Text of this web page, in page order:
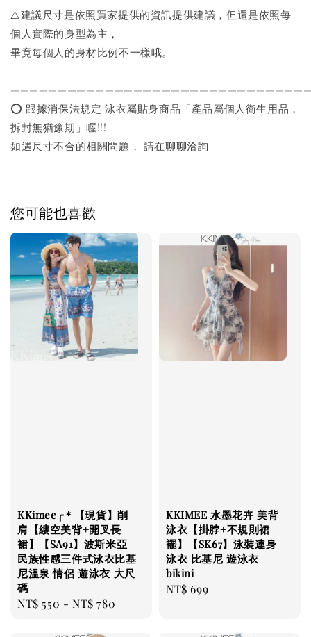
⚠️建議尺寸是依照買家提供的資訊提供建議，但還是依照每
個人實際的身型為主，
畢竟每個人的身材比例不一樣哦。
⭕️ 跟據消保法規定 泳衣屬貼身商品「產品屬個人衛生用品，
拆封無猶豫期」喔!!!
如遇尺寸不合的相關問題， 請在聊聊洽詢
您可能也喜歡
KKimee╭＊【現貨】削
肩【縷空美背+開叉長
裙】【SA91】波斯米亞
民族性感三件式泳衣比基
尼溫泉 情侶 遊泳衣 大尺
碼
Regular
NT$ 550 -NT$ 780
KKIMEE 水墨花卉 美背
泳衣【掛脖+不規則裙
襬】【SK67】泳裝連身
泳衣 比基尼 遊泳衣
bikini
Regular
NT$ 699